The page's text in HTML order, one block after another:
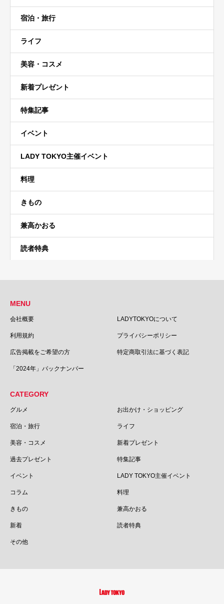
宿泊・旅行
ライフ
美容・コスメ
新着プレゼント
特集記事
イベント
LADY TOKYO主催イベント
料理
きもの
兼高かおる
読者特典
MENU
会社概要 LADYTOKYOについて
利用規約 プライバシーポリシー
広告掲載をご希望の方 特定商取引法に基づく表記
「2024年」バックナンバー
CATEGORY
グルメ お出かけ・ショッピング
宿泊・旅行 ライフ
美容・コスメ 新着プレゼント
過去プレゼント 特集記事
イベント LADY TOKYO主催イベント
コラム 料理
きもの 兼高かおる
新着 読者特典
その他